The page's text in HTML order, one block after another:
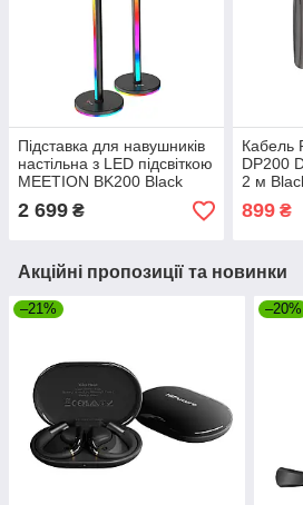
Підставка для навушників
настільна з LED підсвіткою
MEETION BK200 Black
(MT-BK200-A)
2 699 ₴
Кабель
DP200
2 м
899₴
Акційні пропозиції та новинки
–21% –20%